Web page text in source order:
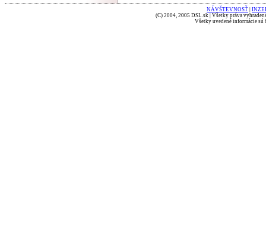
NÁVŠTEVNOSŤ
(C) 2004, 2005 DSL.sk | Všetky práva
Všetky uvedené informácie sú